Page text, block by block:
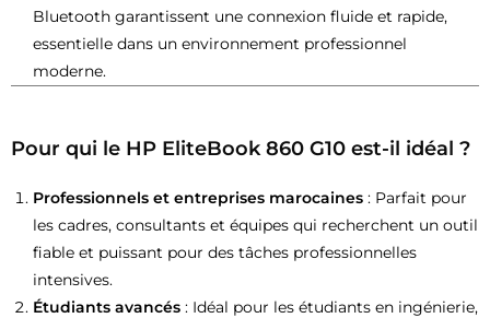
Bluetooth garantissent une connexion fluide et rapide,
essentielle dans un environnement professionnel
moderne.
Pour qui le HP EliteBook 860 G10 est-il idéal ?
Professionnels et entreprises marocaines : Parfait pour
les cadres, consultants et équipes qui recherchent un outil
fiable et puissant pour des tâches professionnelles
intensives.
Étudiants avancés : Idéal pour les étudiants en ingénierie,